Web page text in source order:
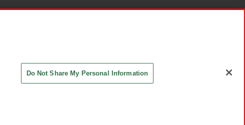
Do Not Share My Personal Information